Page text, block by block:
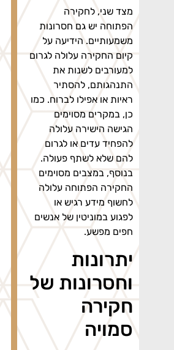
מצד שני, לחקירה
הפתוחה יש גם חסרונות
משמעותיים. הידיעה על
קיום החקירה עלולה לגרום
למעורבים לשנות את
התנהגותם, להסתיר
ראיות או אפילו לברוח. כמו
כן, במקרים מסוימים
הגישה הישירה עלולה
להפחיד עדים או לגרום
להם שלא לשתף פעולה.
בנוסף, במצבים מסוימים
החקירה הפתוחה עלולה
לחשוף מידע רגיש או
לפגוע במוניטין של אנשים
חפים מפשע.
יתרונות
וחסרונות של
חקירה
סמויה